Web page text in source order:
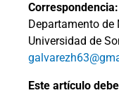
Correspondencia:
Departamento de
Universidad de
Este artículo